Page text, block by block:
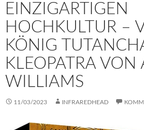
EINZIGARTIGEN
HOCHKULTUR –
KÖNIG
KLEOPATRA VON
WILLIAMS
11/03/2023 INFRAREDHEAD